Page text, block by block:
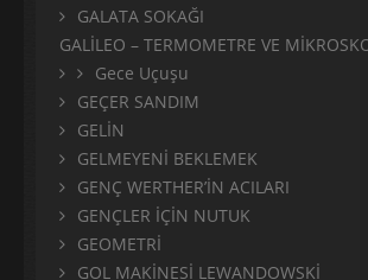
GALATA SOKAĞI
GALİLEO – TERMOMETRE VE
Gece Uçuşu
GEÇER SANDIM
GELİN
GELMEYENİ BEKLEMEK
GENÇ WERTHER’İN ACILARI
GENÇLER İÇİN NUTUK
GEOMETRİ
GOL MAKİNESİ LEWANDOWSKİ